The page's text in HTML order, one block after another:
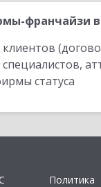
франчайзи
клиентов
специалистов,
статуса
Политика